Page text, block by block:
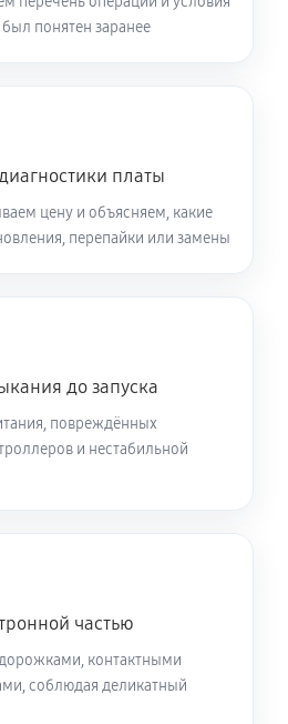
понятен заранее
платы
цену и объясняем, какие
перепайки или замены
до запуска
повреждённых
и нестабильной
частью
контактными
соблюдая деликатный